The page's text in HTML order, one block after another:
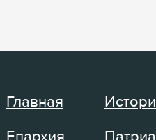
Главная